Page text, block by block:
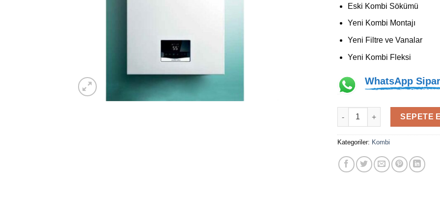
Eski Kombi Sökümü
Yeni Kombi Montajı
Yeni Filtre ve Vanalar
Yeni Kombi Fleksi
WhatsApp
ecoTEC Intro 24/24 KW Tam
SEPETE
Kategoriler: Kombi